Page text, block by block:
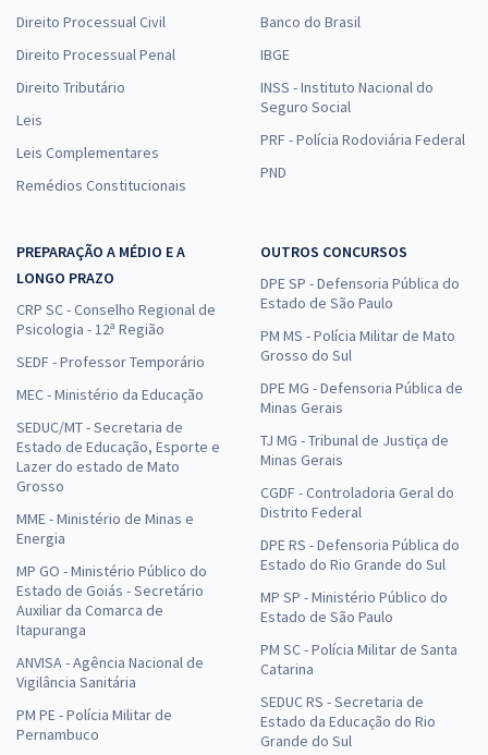
Direito Processual Civil
Direito Processual Penal
Direito Tributário
Leis
Leis Complementares
Remédios Constitucionais
Banco do Brasil
IBGE
INSS - Instituto Nacional do
Seguro Social
PRF - Polícia Rodoviária Federal
PND
PREPARAÇÃO A MÉDIO E A
LONGO PRAZO
CRP SC - Conselho Regional de
Psicologia - 12ª Região
SEDF - Professor Temporário
MEC - Ministério da Educação
SEDUC/MT - Secretaria de
Estado de Educação, Esporte e
Lazer do estado de Mato
Grosso
MME - Ministério de Minas e
Energia
MP GO - Ministério Público do
Estado de Goiás - Secretário
Auxiliar da Comarca de
Itapuranga
ANVISA - Agência Nacional de
Vigilância Sanitária
PM PE - Polícia Militar de
Pernambuco
OUTROS CONCURSOS
DPE SP - Defensoria Pública do
Estado de São Paulo
PM MS - Polícia Militar de Mato
Grosso do Sul
DPE MG - Defensoria Pública de
Minas Gerais
TJ MG - Tribunal de Justiça de
Minas Gerais
CGDF - Controladoria Geral do
Distrito Federal
DPE RS - Defensoria Pública do
Estado do Rio Grande do Sul
MP SP - Ministério Público do
Estado de São Paulo
PM SC - Polícia Militar de Santa
Catarina
SEDUC RS - Secretaria de
Estado da Educação do Rio
Grande do Sul